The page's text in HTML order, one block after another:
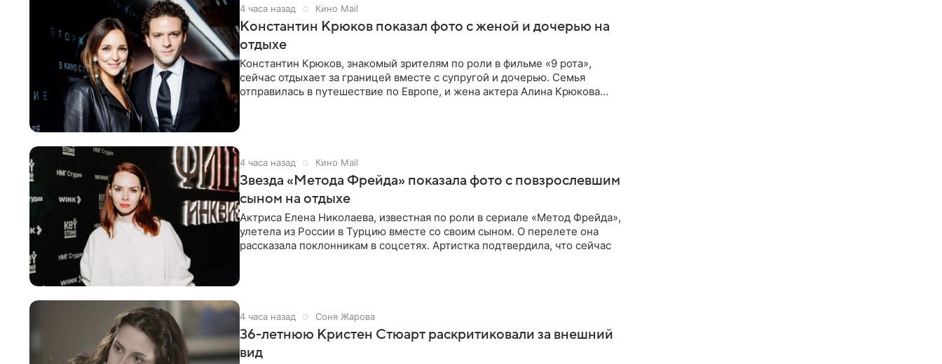
4 часа назад Кино Mail
Константин Крюков показал фото с женой и дочерью на
отдыхе
Константин Крюков, знакомый зрителям по роли в фильме «9 рота»,
сейчас отдыхает за границей вместе с супругой и дочерью. Семья
отправилась в путешествие по Европе, и жена актера Алина Крюкова
4 часа назад Кино Mail
Звезда «Метода Фрейда» показала фото с повзрослевшим
сыном на отдыхе
Актриса Елена Николаева, известная по роли в сериале «Метод Фрейда»,
улетела из России в Турцию вместе со своим сыном. О перелете она
рассказала поклонникам в соцсетях. Артистка подтвердила, что сейчас
4 часа назад Соня Жарова
36-летнюю Кристен Стюарт раскритиковали за внешний
вид